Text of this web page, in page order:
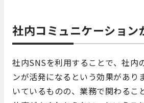
社内コミュニケーション
社内SNSを利用することで、社内
ンが活発になるという効果があり
いているものの、業務で関わるこ